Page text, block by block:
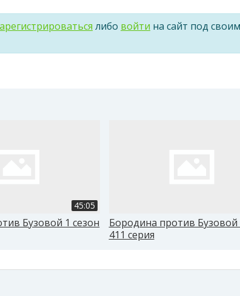
либо войти на сайт под своим
45:05
Бузовой 1 сезон
Бородина против Бузовой
411 серия